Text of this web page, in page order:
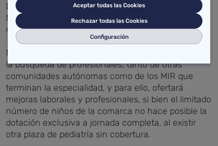
De manera complementaria, la pediatra de Puente
Nansa seguirá atendiendo el seguimiento de recién
nacidos en la comarca.
No obstante, el Gobierno de Cantabria continúa en
la búsqueda de profesionales, tanto de otras
comunidades autónomas como de los MIR que
terminan la especialidad, y para ello, ofertará
mejoras laborales y profesionales, si bien el limitado
número de niños de la comarca no hace posible la
dotación exclusiva a jornada completa, al existir
otra plaza de pediatría sin cobertura.
Aceptar todas las Cookies
Rechazar todas las Cookies
Configuración